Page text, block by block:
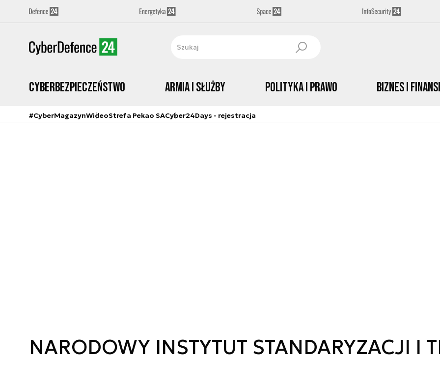
Cyberbezpieczeństwo Armia i Służby Polityka i prawo Biznes i
#CyberMagazynWideoStrefa Pekao SACyber24Days - rejestracja
NARODOWY INSTYTUT STANDARYZACJI I